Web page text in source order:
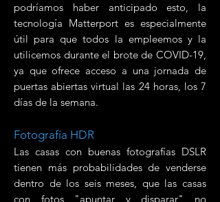
podríamos haber anticipado esto, la
tecnología Matterport es especialmente
útil para que todos la empleemos y la
utilicemos durante el brote de COVID-19,
ya que ofrece acceso a una jornada de
puertas abiertas virtual las 24 horas, los 7
días de la semana.
Fotografía HDR
Las casas con buenas fotografías DSLR
tienen más probabilidades de venderse
dentro de los seis meses, que las casas
con fotos "apuntar y disparar" no